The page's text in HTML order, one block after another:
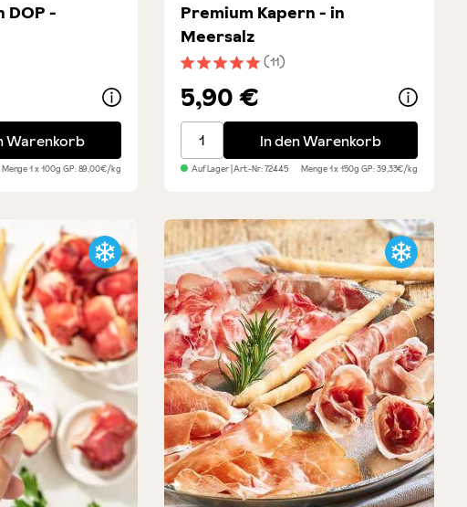
von 5 von 5 Sternen
DOP -
- Aufschnitt
Warenkorb
Menge1 x 100g GP: 89,00€/kg
Durchschnittliche Bewertung von 5 von 5
(11)
Premium Kapern - in
Meersalz
5,90 €
Premium Kapern - in Meersalz
In den Warenkorb
Auf Lager| Art.-Nr:72445 Menge1 x 150gGP: 39,33€/kg